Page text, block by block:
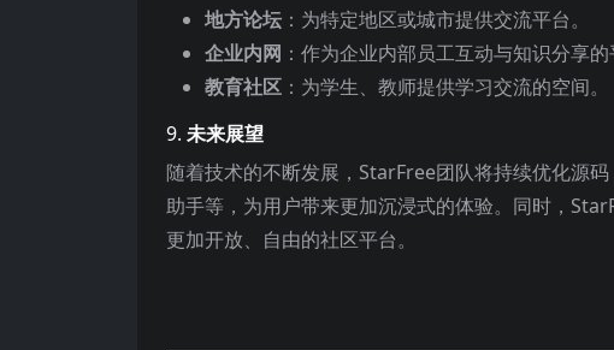
地方论坛 ：为特定地区或城市提供交流平台。
企业内网 ：作为企业内部员工互动与知识分享的
教育社区 ：为学生、教师提供学习交流的空间。
9. 未来展望
随着技术的不断发展，StarFree团队将持续优化源
助手等，为用户带来更加沉浸式的体验。同时，
更加开放、自由的社区平台。